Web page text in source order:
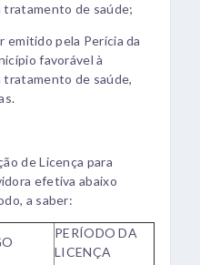
tratamento de saúde;
emitido pela Perícia da
favorável à
tratamento de saúde,
de Licença para
efetiva abaixo
a saber:
PERÍODO DA
LICENÇA